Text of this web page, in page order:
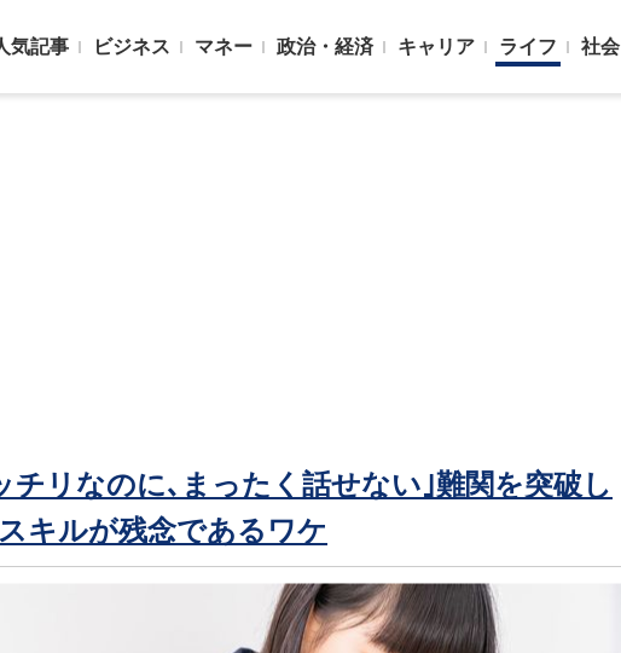
気記事 ビジネス マネー 政治・経済 キャリア ライフ 社会
チリなのに､まったく話せない｣難関を突破し
キルが残念であるワケ